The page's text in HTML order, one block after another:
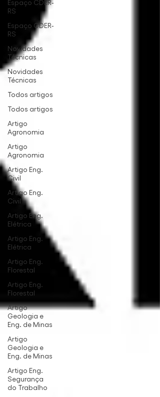
Espaço CDER-
RS
Espaço CDER-
RS
Novidades
Técnicas
Novidades
Técnicas
Todos artigos
Todos artigos
Artigo
Agronomia
Artigo
Agronomia
Artigo Eng.
Civil
Artigo Eng.
Civil
Artigo Eng.
Elétrica
Artigo Eng.
Elétrica
Artigo Eng.
Florestal
Artigo Eng.
Florestal
Artigo
Geologia e
Eng. de Minas
Artigo
Geologia e
Eng. de Minas
Artigo Eng.
Segurança
do Trabalho